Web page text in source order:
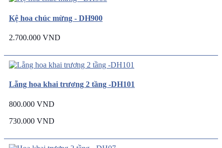
Kệ hoa chúc mừng - DH900
2.700.000 VND
Lẵng hoa khai trương 2 tầng -DH101
800.000 VND
730.000 VND